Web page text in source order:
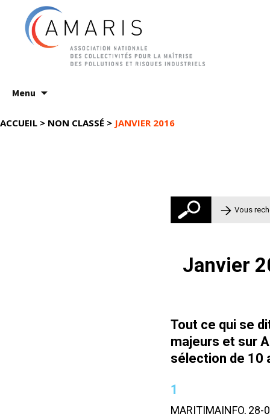
Menu
au
ACCUEIL > NON CLASSÉ > JANVIER 2016
Rechercher
Janvier
Tout ce qui se
majeurs et sur
sélection de 10
1
MARITIMAINFO, 28-